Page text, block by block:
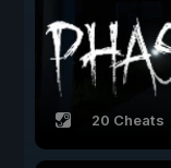
20 Cheats